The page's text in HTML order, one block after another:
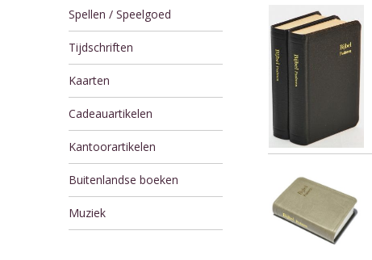
Spellen / Speelgoed
Tijdschriften
Kaarten
Cadeauartikelen
Kantoorartikelen
Buitenlandse boeken
Muziek